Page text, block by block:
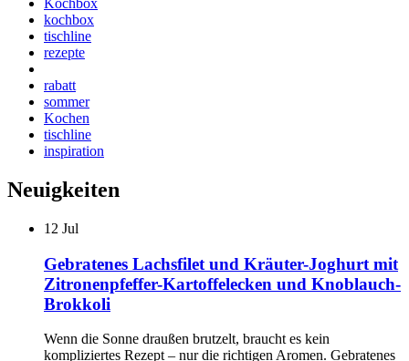
Kochbox
kochbox
tischline
rezepte
rabatt
sommer
Kochen
tischline
inspiration
Neuigkeiten
12 Jul
Gebratenes Lachsfilet und Kräuter-Joghurt mit
Zitronenpfeffer-Kartoffelecken und Knoblauch-
Brokkoli
Wenn die Sonne draußen brutzelt, braucht es kein
kompliziertes Rezept – nur die richtigen Aromen. Gebratenes